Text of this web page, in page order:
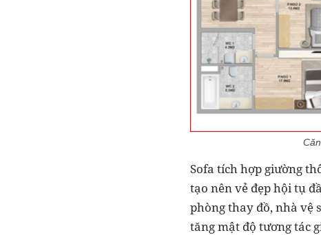
Sofa tích hợp giường
tạo nên vẻ đẹp hội tụ
phòng thay đồ, nhà vệ
tăng mật độ tương tác